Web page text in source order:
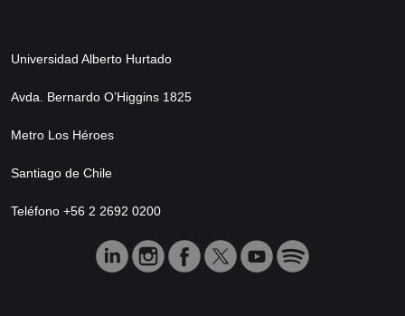
Universidad Alberto Hurtado
Avda. Bernardo O’Higgins 1825
Metro Los Héroes
Santiago de Chile
Teléfono +56 2 2692 0200